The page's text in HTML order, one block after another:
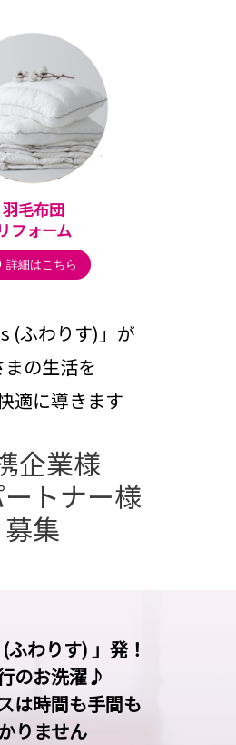
羽毛布団
フォーム
詳細はこちら
(ふわりす)」が
まの生活を
適に導きます
企業様
トナー様
募集
ふわりす) 」発！
のお洗濯♪
は時間も手間も
りません